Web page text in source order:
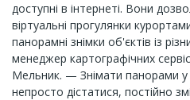
доступні в інтернеті. Вони
віртуальні прогулянки
панорамні знімки об'єктів із
менеджер картографічних
Мельник. — Знімати панорами
непросто дістатися, постійно